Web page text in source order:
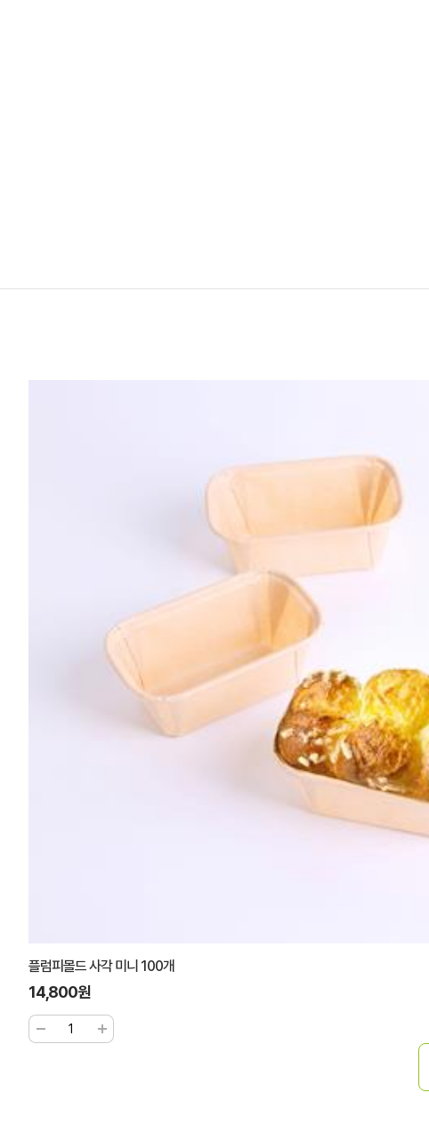
플럼피몰드 사각 미니 100개
14,800원